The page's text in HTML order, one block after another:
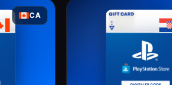
CA